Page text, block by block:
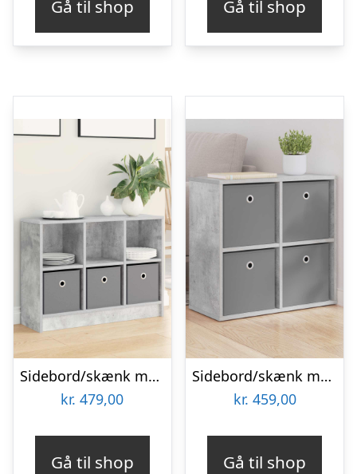
Gå til shop Gå til shop
Sidebord/skænk med 3 skuffer – beton grå, 73,5 × 22,5 × 53,5 cm
kr. 479,00
Gå til shop
Sidebord/skænk med 4 skuffer – beton grå, 59,5 × 27 × 57 cm
kr. 459,00
Gå til shop